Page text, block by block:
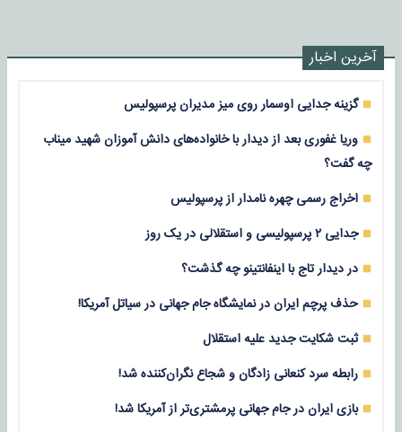
آخرین اخبار
گزینه جدایی اوسمار روی میز مدیران پرسپولیس
وریا غفوری بعد از دیدار با خانواده‌های دانش آموزان شهید میناب
چه گفت؟
اخراج رسمی چهره نامدار از پرسپولیس
جدایی ۲ پرسپولیسی و استقلالی در یک روز
در دیدار تاج با اینفانتینو چه گذشت؟
حذف پرچم ایران در نمایشگاه جام جهانی در سیاتل آمریکا!
ثبت شکایت جدید علیه استقلال
رابطه سرد کنعانی زادگان و شجاع نگران‌کننده شد!
بازی‌ ایران در جام جهانی پرمشتری‌تر از آمریکا شد!